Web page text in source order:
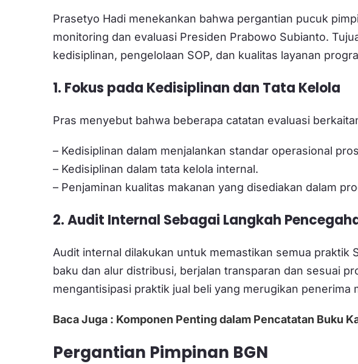
Prasetyo Hadi menekankan bahwa pergantian pucuk
monitoring dan evaluasi Presiden Prabowo Subianto.
kedisiplinan, pengelolaan SOP, dan kualitas layanan
1. Fokus pada Kedisiplinan dan Tata Kelola
Pras menyebut bahwa beberapa catatan evaluasi
– Kedisiplinan dalam menjalankan standar operasional
– Kedisiplinan dalam tata kelola internal.
– Penjaminan kualitas makanan yang disediakan dalam
2. Audit Internal Sebagai Langkah
Audit internal dilakukan untuk memastikan semua praktik
baku dan alur distribusi, berjalan transparan dan sesuai
mengantisipasi praktik jual beli yang merugikan penerima
Baca Juga : Komponen Penting dalam Pencatatan Buku
Pergantian Pimpinan BGN